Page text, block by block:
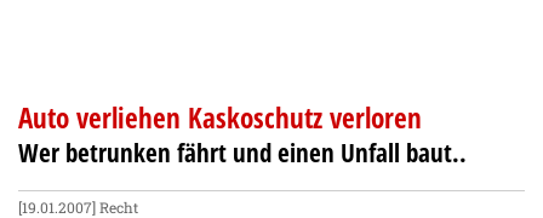
Auto verliehen Kaskoschutz verloren
Wer betrunken fährt und einen Unfall baut..
[19.01.2007]Recht